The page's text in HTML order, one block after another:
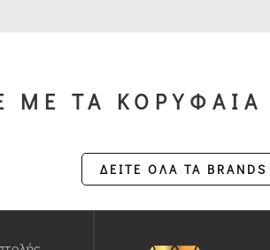
ΜΕ ΤΑ ΚΟΡΥΦΑΙΑ
ΔΕΙΤΕ ΟΛΑ ΤΑ BRANDS